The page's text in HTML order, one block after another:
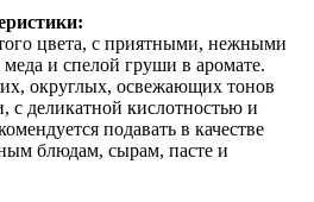
цвета, с приятными, нежными
и спелой груши в аромате.
округлых, освежающих тонов
с деликатной кислотностью и
подавать в качестве
блюдам, сырам, пасте и